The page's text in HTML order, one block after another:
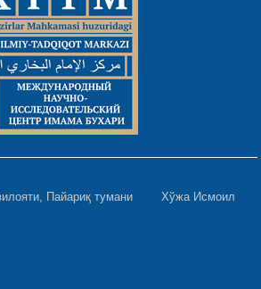
вилояти, Пайариқ тумани Хўжа Исмоил